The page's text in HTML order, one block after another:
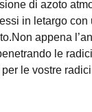
di azoto
in letargo
appena
le
le vostre